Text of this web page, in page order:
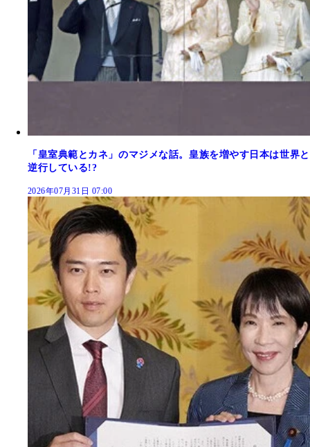
「皇室典範とカネ」のマジメな話。皇族を増やす日本は世界と
逆行している!?
2026年07月31日 07:00